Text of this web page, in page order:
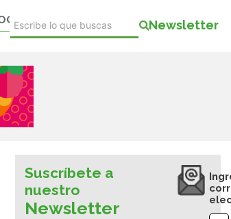
Newsletter
Suscríbete a
nuestro
Newsletter